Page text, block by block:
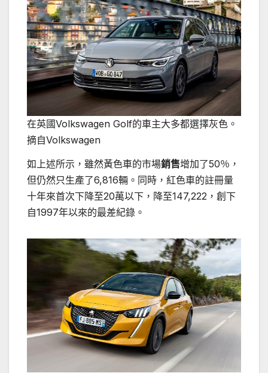
在英國Volkswagen Golf的車主大多都選擇灰色。
摘自Volkswagen
如上述所示，雖然黃色車的市場銷售增加了50％，
但仍然只生產了6,816輛。同時，紅色車的註冊量
十年來首次下降至20萬以下，降至147,222，創下
自1997年以來的最差紀錄。